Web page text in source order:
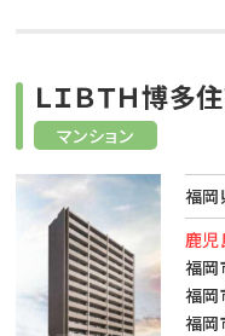
マンション
ＬＩＢＴＨ博多
福岡
鹿
福
福岡
福